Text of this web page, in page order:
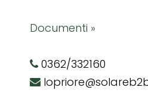
Documenti »
0362/332160